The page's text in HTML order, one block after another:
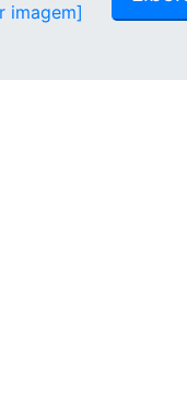
imagem]